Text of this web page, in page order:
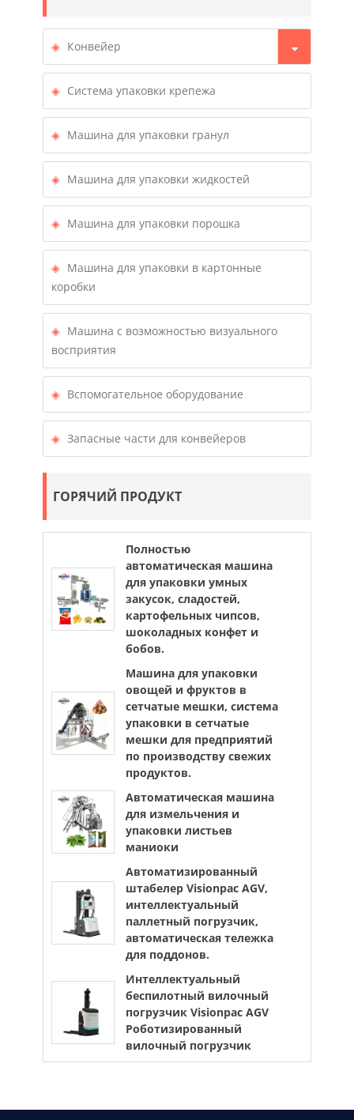
Конвейер
Система упаковки крепежа
Машина для упаковки гранул
Машина для упаковки жидкостей
Машина для упаковки порошка
Машина для упаковки в картонные
коробки
Машина с возможностью визуального
восприятия
Вспомогательное оборудование
Запасные части для конвейеров
ГОРЯЧИЙ ПРОДУКТ
Полностью
автоматическая машина
для упаковки умных
закусок, сладостей,
картофельных чипсов,
шоколадных конфет и
бобов.
Машина для упаковки
овощей и фруктов в
сетчатые мешки, система
упаковки в сетчатые
мешки для предприятий
по производству свежих
продуктов.
Автоматическая машина
для измельчения и
упаковки листьев
маниоки
Автоматизированный
штабелер Visionpac AGV,
интеллектуальный
паллетный погрузчик,
автоматическая тележка
для поддонов.
Интеллектуальный
беспилотный вилочный
погрузчик Visionpac AGV
Роботизированный
вилочный погрузчик